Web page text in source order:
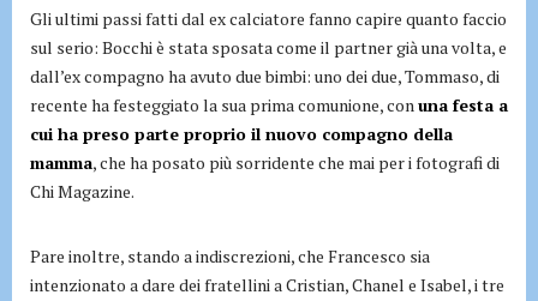
Gli ultimi passi fatti dal ex calciatore fanno capire quanto faccio
sul serio: Bocchi è stata sposata come il partner già una volta, e
dall’ex compagno ha avuto due bimbi: uno dei due, Tommaso, di
recente ha festeggiato la sua prima comunione, con una festa a
cui ha preso parte proprio il nuovo compagno della
mamma, che ha posato più sorridente che mai per i fotografi di
Chi Magazine.
Pare inoltre, stando a indiscrezioni, che Francesco sia
intenzionato a dare dei fratellini a Cristian, Chanel e Isabel, i tre